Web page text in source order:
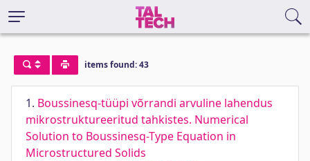
items found: 43
1. Boussinesq-tüüpi võrrandi arvuline lahendus
mikrostruktureeritud tahkistes. Numerical
Solution to Boussinesq-Type Equation in
Microstructured Solids